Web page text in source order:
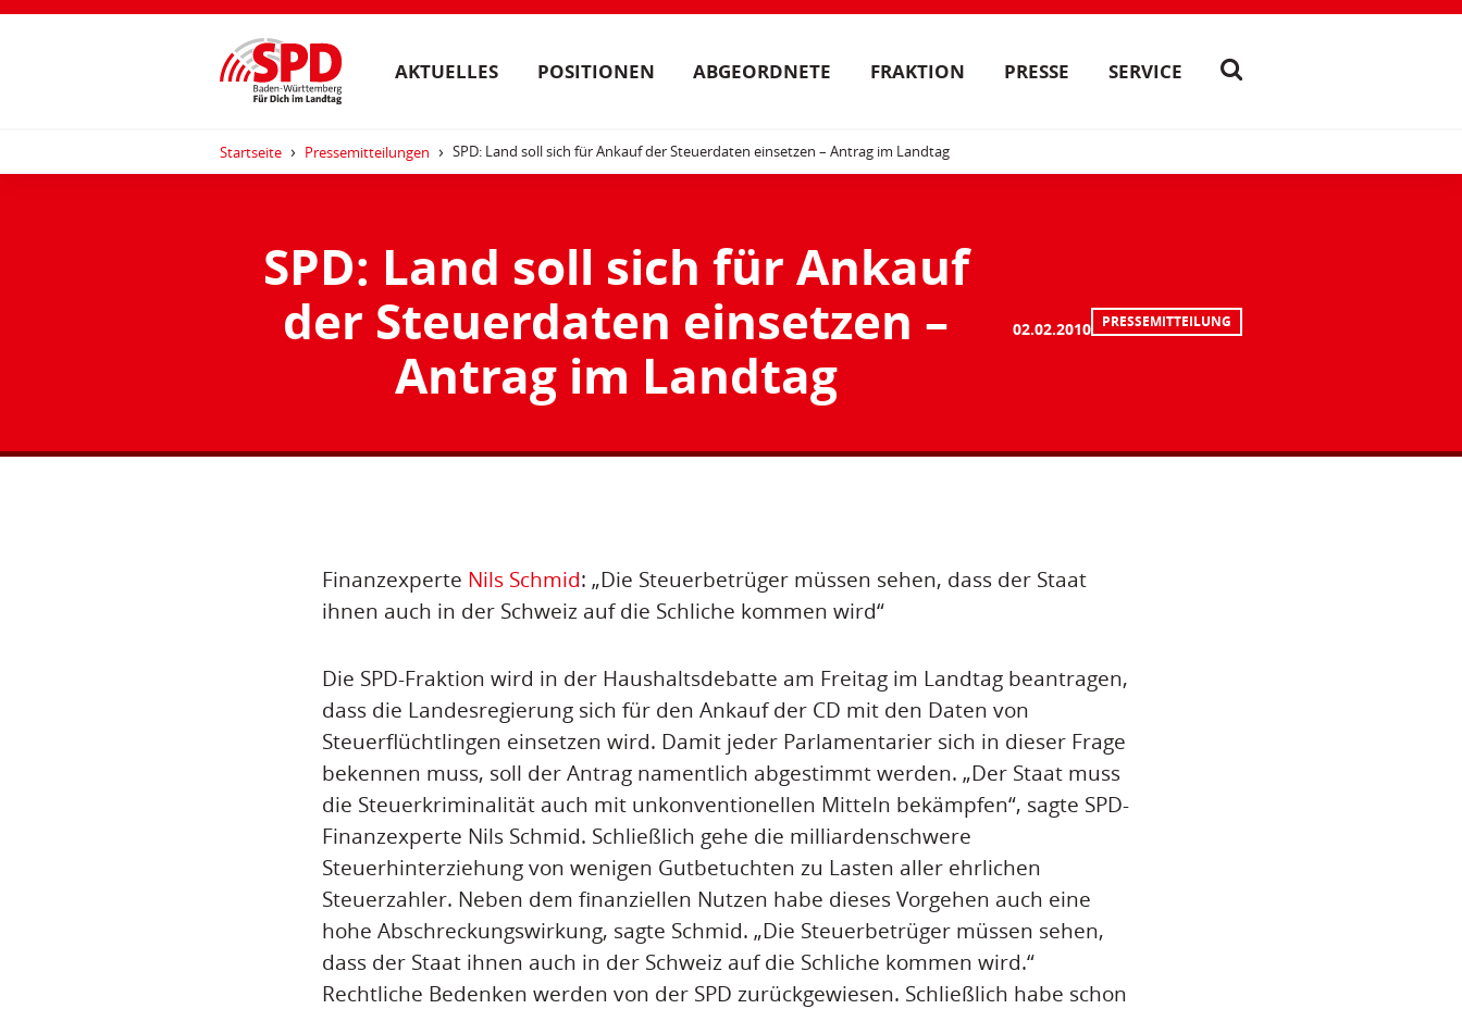
AKTUELLES POSITIONEN ABGEORDNETE FRAKTION PRESSE SERVICE
Startseite Pressemitteilungen SPD: Land soll sich für Ankauf der Steuerdaten einsetzen – Antrag im Landtag
SPD: Land soll sich für Ankauf
der Steuerdaten einsetzen –
Antrag im Landtag
02.02.2010 PRESSEMITTEILUNG
Finanzexperte Nils Schmid: „Die Steuerbetrüger müssen sehen, dass der Staat
ihnen auch in der Schweiz auf die Schliche kommen wird“
Die SPD-Fraktion wird in der Haushaltsdebatte am Freitag im Landtag beantragen,
dass die Landesregierung sich für den Ankauf der CD mit den Daten von
Steuerflüchtlingen einsetzen wird. Damit jeder Parlamentarier sich in dieser Frage
bekennen muss, soll der Antrag namentlich abgestimmt werden. „Der Staat muss
die Steuerkriminalität auch mit unkonventionellen Mitteln bekämpfen“, sagte SPD-
Finanzexperte Nils Schmid. Schließlich gehe die milliardenschwere
Steuerhinterziehung von wenigen Gutbetuchten zu Lasten aller ehrlichen
Steuerzahler. Neben dem finanziellen Nutzen habe dieses Vorgehen auch eine
hohe Abschreckungswirkung, sagte Schmid. „Die Steuerbetrüger müssen sehen,
dass der Staat ihnen auch in der Schweiz auf die Schliche kommen wird.“
Rechtliche Bedenken werden von der SPD zurückgewiesen. Schließlich habe schon